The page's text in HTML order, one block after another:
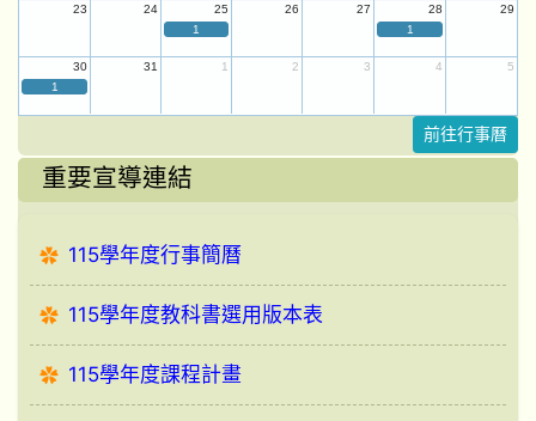
23 24 25 26 27 28
29
1
1
30 31 1 2 3 4
5
1
前往行事曆
重要宣導連結
115學年度行事簡曆
115學年度教科書選用版本表
115學年度課程計畫